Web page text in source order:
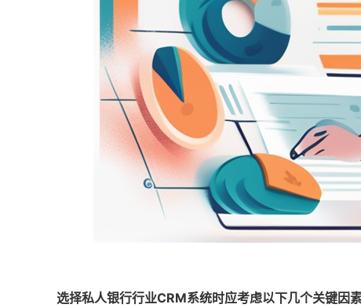
选择私人银行行业CRM系统时应考虑以下几个关键因